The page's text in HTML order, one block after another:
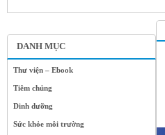
DANH MỤC
Thư viện – Ebook
Tiêm chủng
Dinh dưỡng
Sức khỏe môi trường